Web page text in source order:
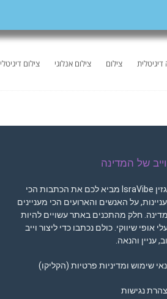
צילום צילום אנלוגי צילום דיגיטלי
של המדינה
מגזין IsraVibe מביא לכם את הכתבות הכי
על האנשים והארועים הכי מעניינים
חלק מהתכנים באתר עשויים להיות
אופי שיווקי. כולם נכתבו כדי ליצור וייב
עניין והנאה.
שימוש ומדיניות פרטיות (הקליקו)
נגישות